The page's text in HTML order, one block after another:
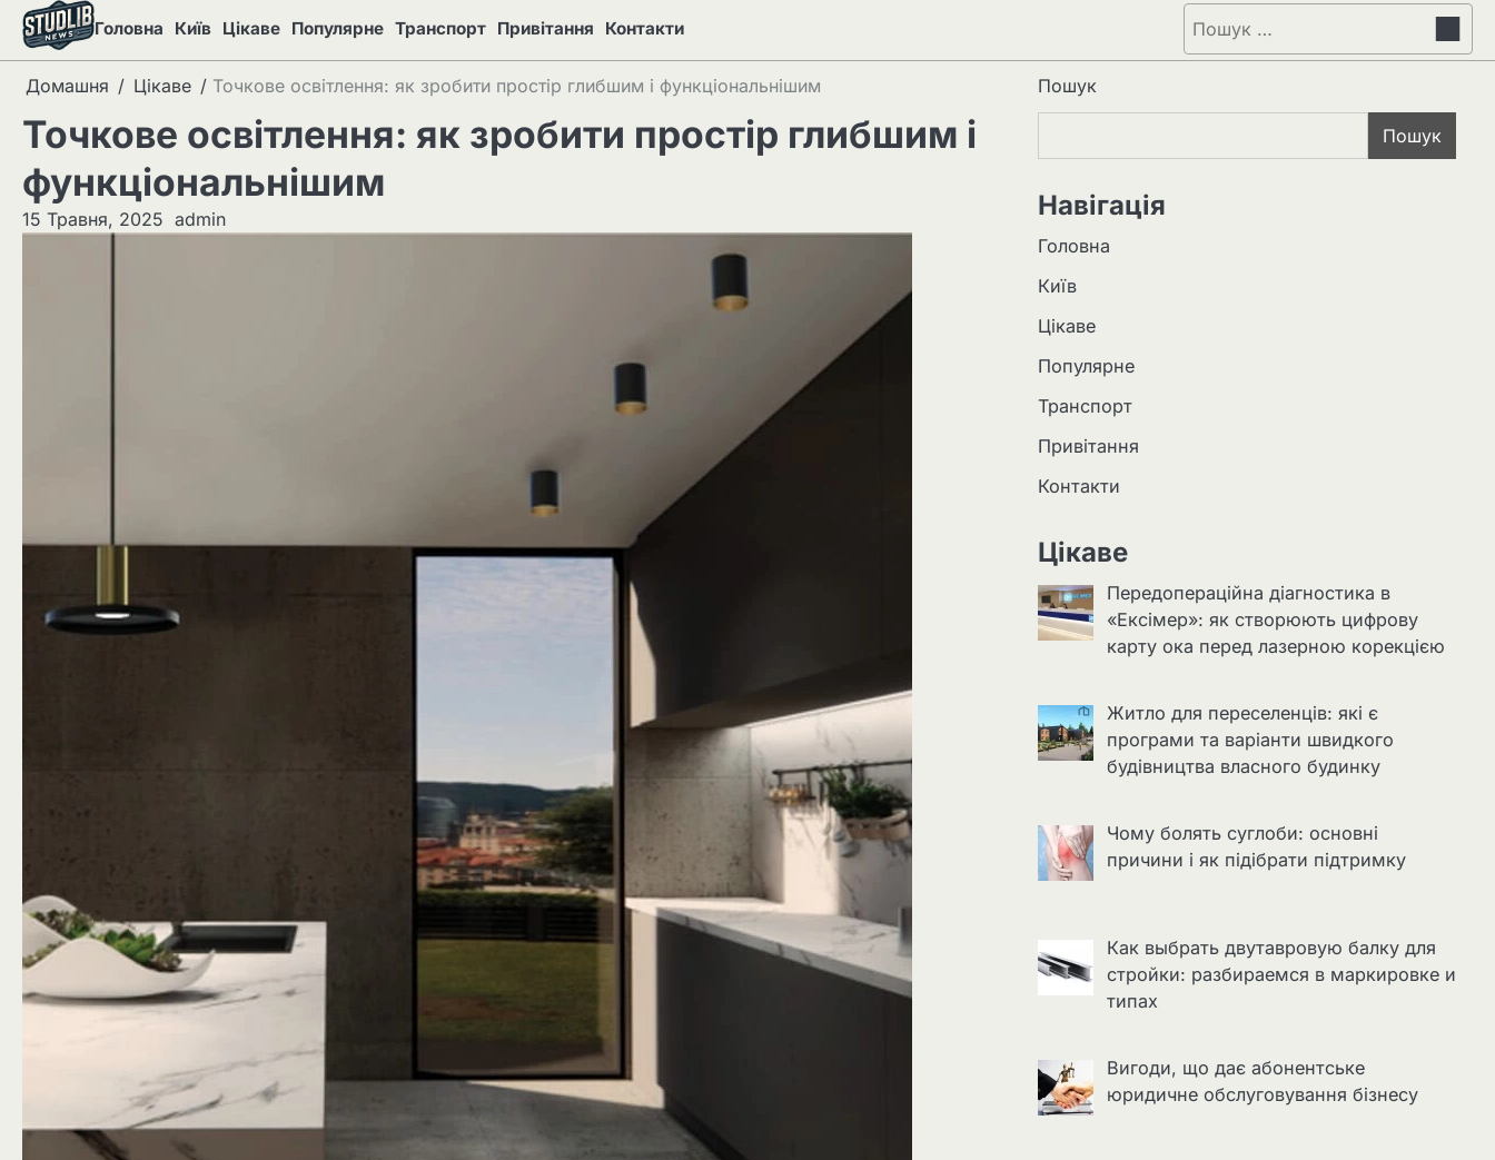
Перейти
вмісту
Головна Київ Цікаве Популярне Транспорт Привітання Контакти Пошук:
Домашня Цікаве Точкове освітлення: як зробити простір глибшим і функціональнішим
Точкове освітлення: як зробити простір глибшим і
функціональнішим
15 Травня, 2025 admin
Пошук
Пошук
Навігація
Головна
Київ
Цікаве
Популярне
Транспорт
Привітання
Контакти
Цікаве
Передопераційна діагностика в
«Ексімер»: як створюють цифрову
карту ока перед лазерною корекцією
Житло для переселенців: які є
програми та варіанти швидкого
будівництва власного будинку
Чому болять суглоби: основні
причини і як підібрати підтримку
Как выбрать двутавровую балку для
стройки: разбираемся в маркировке и
типах
Вигоди, що дає абонентське
юридичне обслуговування бізнесу